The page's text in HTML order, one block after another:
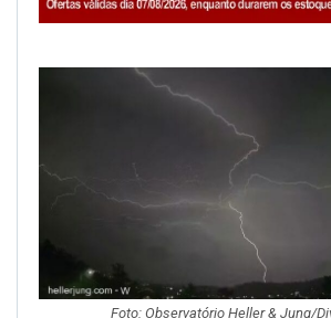
Foto: Observatório Heller & Jung/